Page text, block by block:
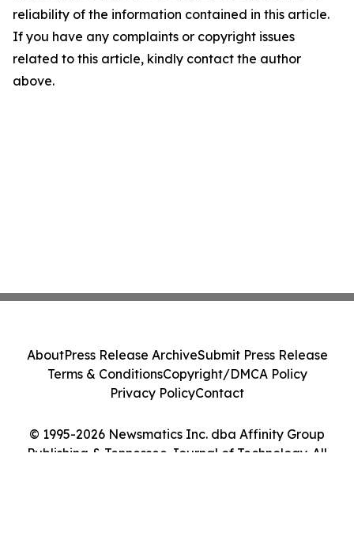
reliability of the information contained in this article.
If you have any complaints or copyright issues
related to this article, kindly contact the author
above.
© 1995-2026 Newsmatics Inc. dba Affinity Group
Publishing & Tennessee Journal of Technology. All
AboutPress Release ArchiveSubmit Press Release
Terms & ConditionsCopyright/DMCA Policy
Privacy PolicyContact